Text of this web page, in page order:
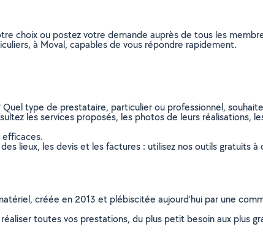
choix ou postez votre demande auprès de tous les
à Moval, capables de vous répondre rapidement.
type de prestataire, particulier ou professionnel,
les services proposés, les photos de leurs réalisations,
efficaces.
lieux, les devis et les factures : utilisez nos outils gratuits
créée en 2013 et plébiscitée aujourd’hui par une
toutes vos prestations, du plus petit besoin aux plus